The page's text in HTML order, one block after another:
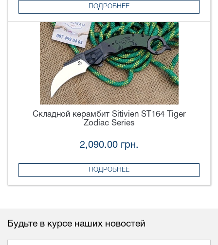
ПОДРОБНЕЕ
Складной керамбит Sitivien ST164 Tiger
Zodiac Series
2,090.00 грн.
ПОДРОБНЕЕ
Будьте в курсе наших новостей